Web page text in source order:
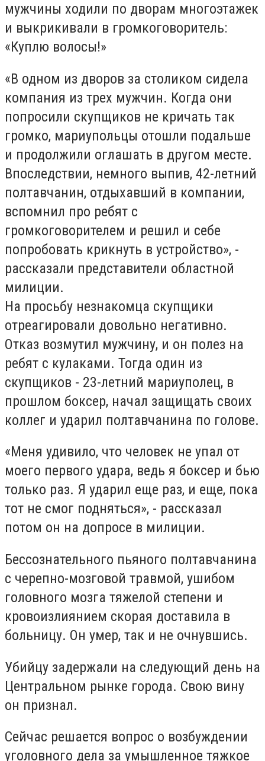
мужчины ходили по дворам многоэтажек
и выкрикивали в громкоговоритель:
«Куплю волосы!»
«В одном из дворов за столиком сидела
компания из трех мужчин. Когда они
попросили скупщиков не кричать так
громко, мариупольцы отошли подальше
и продолжили оглашать в другом месте.
Впоследствии, немного выпив, 42-летний
полтавчанин, отдыхавший в компании,
вспомнил про ребят с
громкоговорителем и решил и себе
попробовать крикнуть в устройство», -
рассказали представители областной
милиции.
На просьбу незнакомца скупщики
отреагировали довольно негативно.
Отказ возмутил мужчину, и он полез на
ребят с кулаками. Тогда один из
скупщиков - 23-летний мариуполец, в
прошлом боксер, начал защищать своих
коллег и ударил полтавчанина по голове.
«Меня удивило, что человек не упал от
моего первого удара, ведь я боксер и бью
только раз. Я ударил еще раз, и еще, пока
тот не смог подняться», - рассказал
потом он на допросе в милиции.
Бессознательного пьяного полтавчанина
с черепно-мозговой травмой, ушибом
головного мозга тяжелой степени и
кровоизлиянием скорая доставила в
больницу. Он умер, так и не очнувшись.
Убийцу задержали на следующий день на
Центральном рынке города. Свою вину
он признал.
Сейчас решается вопрос о возбуждении
уголовного дела за умышленное тяжкое